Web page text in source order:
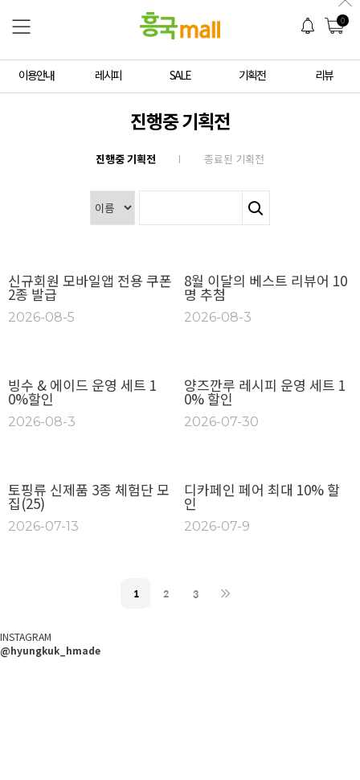
0
이용안내 레시피 SALE 기획전 리뷰
진행중 기획전
진행중 기획전 종료된 기획전
신규회원 모바일앱 전용 쿠폰
2종 발급
2026-08-5
8월 이달의 베스트 리뷰어 10
명 추첨
2026-08-3
빙수 & 에이드 운영 세트 1
0%할인
2026-08-3
양즈깐루 레시피 운영 세트 1
0% 할인
2026-07-30
토핑류 신제품 3종 체험단 모
집(25)
2026-07-13
디카페인 페어 최대 10% 할
인
2026-07-9
1 2 3
INSTAGRAM
@hyungkuk_hmade